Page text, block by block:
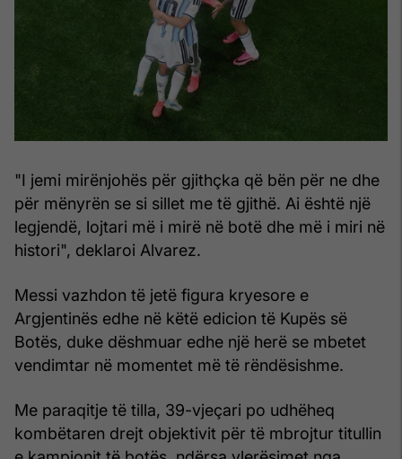
"I jemi mirënjohës për gjithçka që bën për ne dhe
për mënyrën se si sillet me të gjithë. Ai është një
legjendë, lojtari më i mirë në botë dhe më i miri në
histori", deklaroi Alvarez.
Messi vazhdon të jetë figura kryesore e
Argjentinës edhe në këtë edicion të Kupës së
Botës, duke dëshmuar edhe një herë se mbetet
vendimtar në momentet më të rëndësishme.
Me paraqitje të tilla, 39-vjeçari po udhëheq
kombëtaren drejt objektivit për të mbrojtur titullin